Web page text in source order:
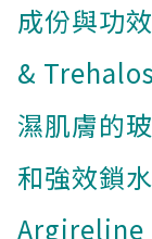
成份與功
&
濕肌膚的
和強效鎖
Argireline